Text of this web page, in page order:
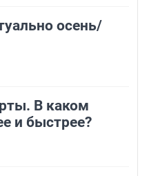
осень/
В каком
и быстрее?